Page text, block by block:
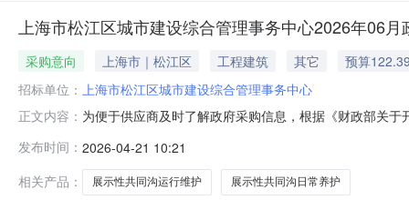
上海市松江区城市建设综合管理事务中心2026年06
采购意向 上海市｜松江区 工程建筑 其它
预算
招标单位： 上海市松江区城市建设综合管理事务中心
正文内容： 为便于供应商及时了解政府采购信息，根据《财政部关
共同沟日常养护项目主要工作内容是按照现行管廊运维
行过程中的结构安全、设施安全和
发布时间： 2026-04-21 10:21
相关产品：
展示性共同沟运行维护 展示性共同沟日常养护